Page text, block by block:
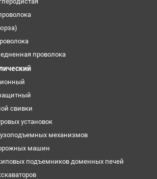
проволока
свивки
установок
механизмов
машин
подъемников доменных печей